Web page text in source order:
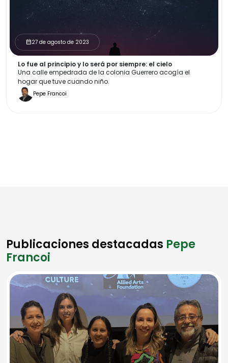
calendar_month27 de agosto de 2023
Lo fue al principio y lo será por siempre: el cielo
Una calle empedrada de la colonia Guerrero acogía el
hogar que tuve cuando niño.
Pepe Francoi
Publicaciones destacadas Pepe
Francoi